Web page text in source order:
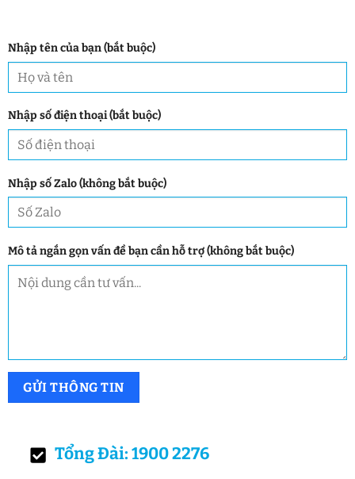
Nhập tên của bạn (bắt buộc)
Nhập số điện thoại (bắt buộc)
Nhập số Zalo (không bắt buộc)
Mô tả ngắn gọn vấn đề bạn cần hỗ trợ (không bắt buộc)
Tổng Đài: 1900 2276